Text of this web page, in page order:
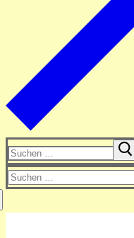
Suchen
nach:
Suchen